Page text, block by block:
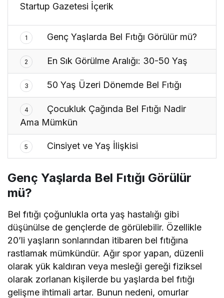
Startup Gazetesi İçerik
1 Genç Yaşlarda Bel Fıtığı Görülür mü?
2 En Sık Görülme Aralığı: 30-50 Yaş
3 50 Yaş Üzeri Dönemde Bel Fıtığı
4
Çocukluk Çağında Bel Fıtığı Nadir
Ama Mümkün
5 Cinsiyet ve Yaş İlişkisi
Genç Yaşlarda Bel Fıtığı Görülür
mü?
Bel fıtığı çoğunlukla orta yaş hastalığı gibi
düşünülse de gençlerde de görülebilir. Özellikle
20’li yaşların sonlarından itibaren bel fıtığına
rastlamak mümkündür. Ağır spor yapan, düzenli
olarak yük kaldıran veya mesleği gereği fiziksel
olarak zorlanan kişilerde bu yaşlarda bel fıtığı
gelişme ihtimali artar. Bunun nedeni, omurlar